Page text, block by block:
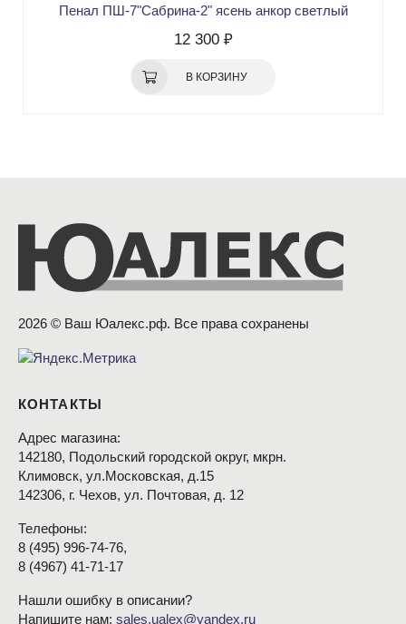
Пенал ПШ-7"Сабрина-2" ясень анкор светлый
12 300 ₽
В КОРЗИНУ
2026 © Ваш Юалекс.рф. Все права сохранены
КОНТАКТЫ
Адрес магазина:
142180, Подольский городской округ, мкрн.
Климовск, ул.Московская, д.15
142306, г. Чехов, ул. Почтовая, д. 12
Телефоны:
8 (495) 996-74-76,
8 (4967) 41-71-17
Нашли ошибку в описании?
Напишите нам: sales.ualex@yandex.ru